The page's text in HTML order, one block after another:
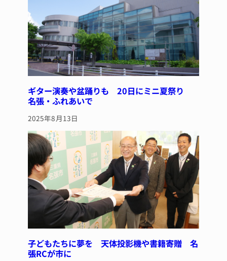
k
ギター演奏や盆踊りも 20日にミニ夏祭り
名張・ふれあいで
2025年8月13日
子どもたちに夢を 天体投影機や書籍寄贈 名
張RCが市に